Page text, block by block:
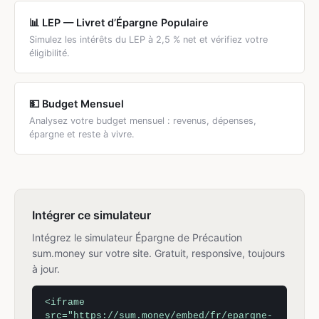
📊 LEP — Livret d’Épargne Populaire
Simulez les intérêts du LEP à 2,5 % net et vérifiez votre
éligibilité.
💵 Budget Mensuel
Analysez votre budget mensuel : revenus, dépenses,
épargne et reste à vivre.
Intégrer ce simulateur
Intégrez le simulateur Épargne de Précaution
sum.money sur votre site. Gratuit, responsive, toujours
à jour.
<iframe
src="https://sum.money/embed/fr/epargne-